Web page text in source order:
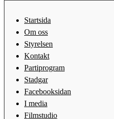
Startsida
Om oss
Styrelsen
Kontakt
Partiprogram
Stadgar
Facebooksidan
I media
Filmstudio